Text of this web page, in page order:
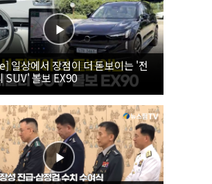
일상에서 장점이 더 돋보이는 '전
SUV' 볼보 EX90